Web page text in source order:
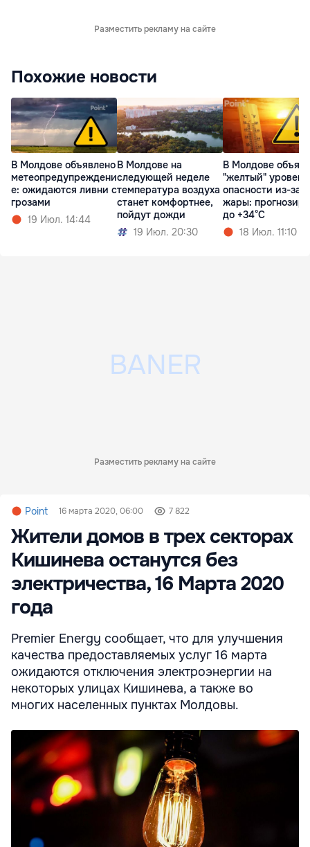
Разместить рекламу на сайте
Похожие новости
В Молдове объявлено
метеопредупреждени
е: ожидаются ливни с
грозами
19 Июл. 14:44
В Молдове на
следующей неделе
температура воздуха
станет комфортнее,
пойдут дожди
19 Июл. 20:30
В Молдове
"желтый" уровень
опасности из-за
жары:
до +34°C
18 Июл. 11:10
Разместить рекламу на сайте
Point 16 марта 2020, 06:00 7 822
Жители домов в трех секторах
Кишинева останутся без
электричества, 16 Марта 2020
года
Premier Energy сообщает, что для улучшения
качества предоставляемых услуг 16 марта
ожидаются отключения электроэнергии на
некоторых улицах Кишинева, а также во
многих населенных пунктах Молдовы.